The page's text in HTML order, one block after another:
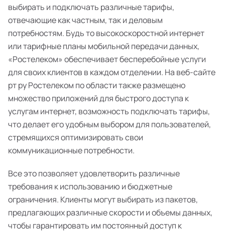
выбирать и подключать различные тарифы,
отвечающие как частным, так и деловым
потребностям. Будь то высокоскоростной интернет
или тарифные планы мобильной передачи данных,
«Ростелеком» обеспечивает бесперебойные услуги
для своих клиентов в каждом отделении. На веб-сайте
рт ру Ростелеком по области также размещено
множество приложений для быстрого доступа к
услугам интернет, возможность подключать тарифы,
что делает его удобным выбором для пользователей,
стремящихся оптимизировать свои
коммуникационные потребности.
Все это позволяет удовлетворить различные
требования к использованию и бюджетные
ограничения. Клиенты могут выбирать из пакетов,
предлагающих различные скорости и объемы данных,
чтобы гарантировать им постоянный доступ к